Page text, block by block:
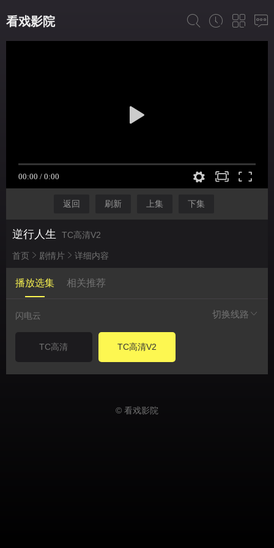
看戏影院
返回 刷新 上集 下集
逆行人生 TC高清V2
首页 剧情片 详细内容
播放选集 相关推荐
切换线路
闪电云
TC高清 TC高清V2
© 看戏影院